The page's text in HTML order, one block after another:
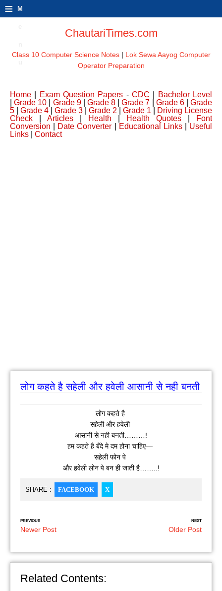
≡ M
ChautariTimes.com
Class 10 Computer Science Notes| Lok Sewa Aayog Computer
Operator Preparation
Home Exam Question Papers -CDC
Bachelor Level
|Grade 10 Grade 9| Grade 8 |Grade 7 Grade 6| Grade
5
Grade 4 Grade 3 Grade 2 Grade 1
Driving License
Check
Articles Health Health Quotes
Font
Conversion
Date Converter Educational Links| Useful
Links
Contact
लोग कहते है सहेली और हवेली आसानी से नही बनती
लोग कहते है
सहेली और हवेली
आसानी से नही बनती………!
हम कहते है बँदे मे दम होना चाहिए—
सहेली फोन पे
और हवेली लोन पे बन ही जाती है……..!
SHARE : FACEBOOK X
PREVIOUS
Newer Post
NEXT
Older Post
Related Contents: